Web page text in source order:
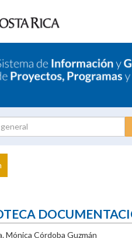
Investigador
Mónica Córdoba Guzmán